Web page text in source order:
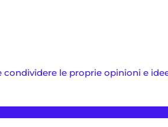
condividere le proprie opinioni e